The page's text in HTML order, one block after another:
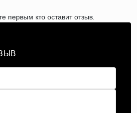
первым кто оставит отзыв.